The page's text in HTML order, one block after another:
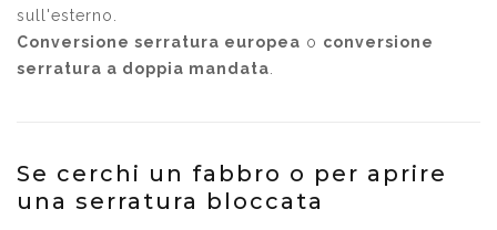
sull'esterno.
Conversione serratura europea o conversione
serratura a doppia mandata
Se cerchi un fabbro o per aprire
una serratura bloccata